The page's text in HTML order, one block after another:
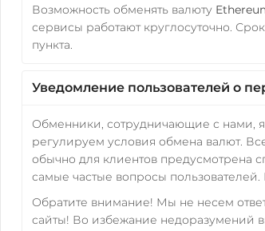
Возможность обменять валюту
сервисы работают круглосуточно.
пункта.
Уведомление пользователей о
Обменники, сотрудничающие с нами,
регулируем условия обмена валют.
обычно для клиентов предусмотрена
самые частые вопросы
Обратите внимание! Мы не несем
сайты! Во избежание недоразумений